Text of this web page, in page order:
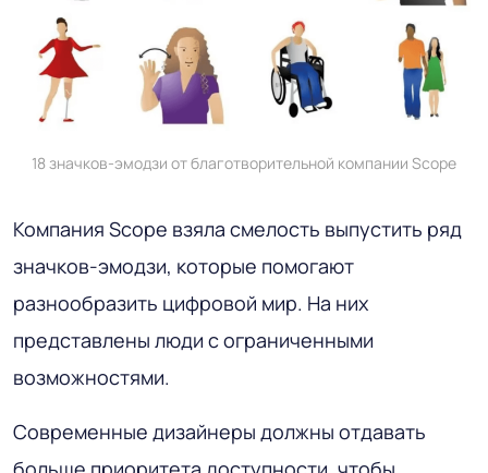
18 значков-эмодзи от благотворительной компании Scope
Компания Scope взяла смелость выпустить ряд
значков-эмодзи, которые помогают
разнообразить цифровой мир. На них
представлены люди с ограниченными
возможностями.
Современные дизайнеры должны отдавать